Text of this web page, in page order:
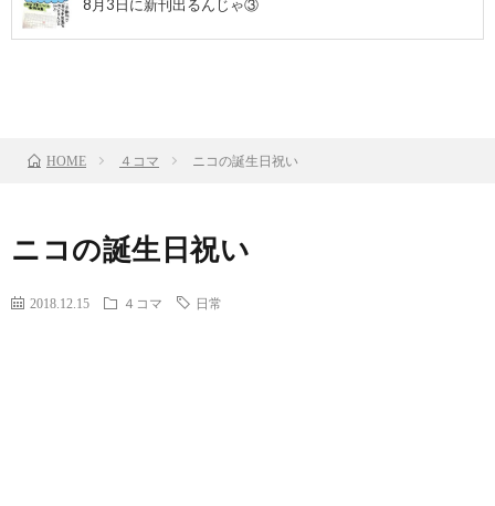
8月3日に新刊出るんじゃ③
HOME ４コマ ニコの誕生日祝い
ニコの誕生日祝い
2018.12.15 ４コマ 日常